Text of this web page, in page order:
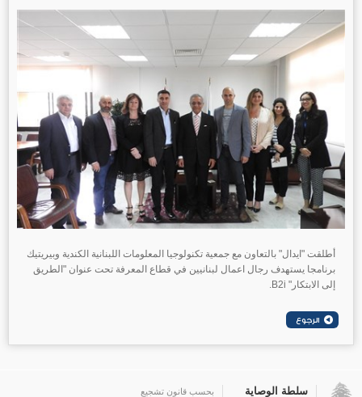
أطلقت "ايدال" بالتعاون مع جمعية تكنولوجيا المعلومات اللبنانية الكندية وبيريتيك
برنامجا يستهدف رجال اعمال لبنانيين في قطاع المعرفة تحت عنوان "الطريق
إلى الابتكار" B2i.
سلطة الوصاية بحسب قانون تشجيع